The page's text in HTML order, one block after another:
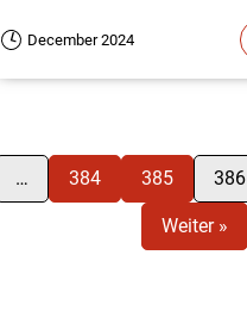
December 2024
… 384 385 386
Weiter »